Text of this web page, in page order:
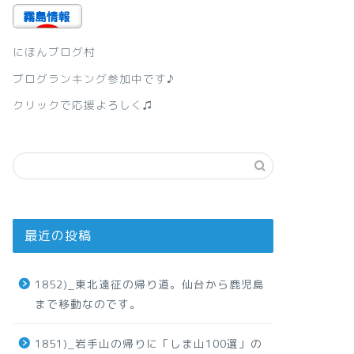
にほんブログ村
ブログランキング参加中です♪
クリックで応援よろしく♫
最近の投稿
1852)_東北遠征の帰り道。仙台から鹿児島
まで移動なのです。
1851)_岩手山の帰りに「しま山100選」の